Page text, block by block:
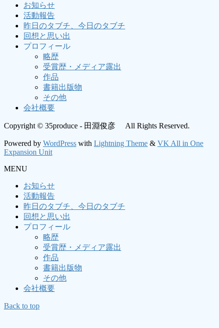
お知らせ
活動報告
昨日のタブチ、今日のタブチ
回想と思い出
プロフィール
略歴
受賞歴・メディア露出
作品
書籍出版物
その他
会社概要
Copyright © 35produce - 田淵俊彦 All Rights Reserved.
Powered by WordPress with Lightning Theme & VK All in One
Expansion Unit
MENU
お知らせ
活動報告
昨日のタブチ、今日のタブチ
回想と思い出
プロフィール
略歴
受賞歴・メディア露出
作品
書籍出版物
その他
会社概要
Back to top